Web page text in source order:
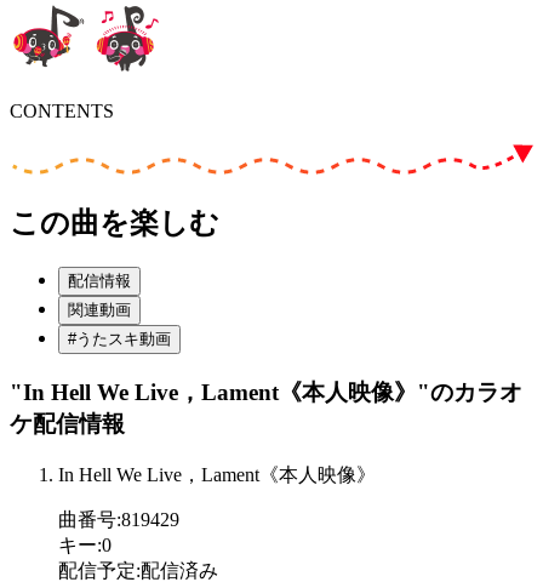
CONTENTS
この曲を楽しむ
配信情報
関連動画
#うたスキ動画
"In Hell We Live，Lament《本人映像》"のカラオ
ケ配信情報
In Hell We Live，Lament《本人映像》
曲番号:819429
キー:0
配信予定:配信済み